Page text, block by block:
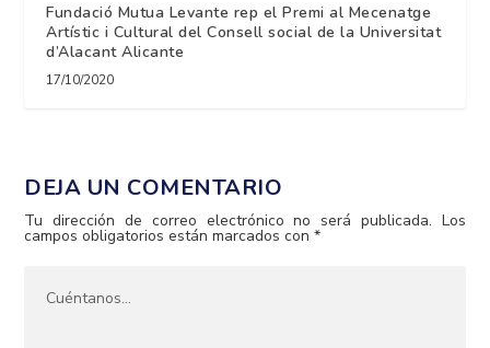
Fundació Mutua Levante rep el Premi al Mecenatge
Artístic i Cultural del Consell social de la Universitat
d’Alacant Alicante
17/10/2020
DEJA UN COMENTARIO
Tu dirección de correo electrónico no será publicada. Los
campos obligatorios están marcados con*